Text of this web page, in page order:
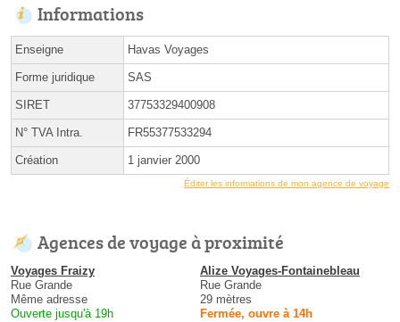
Informations
Enseigne Havas Voyages
Forme juridique SAS
SIRET 37753329400908
N° TVA Intra. FR55377533294
Création 1 janvier 2000
Éditer les informations de mon agence de voyage
Agences de voyage à proximité
Voyages Fraizy
Rue Grande
Même adresse
Ouverte jusqu'à 19h
Alize Voyages-Fontainebleau
Rue Grande
29 mètres
Fermée, ouvre à 14h